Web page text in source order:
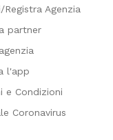
Registra Agenzia
partner
l'app
e Condizioni
Coronavirus